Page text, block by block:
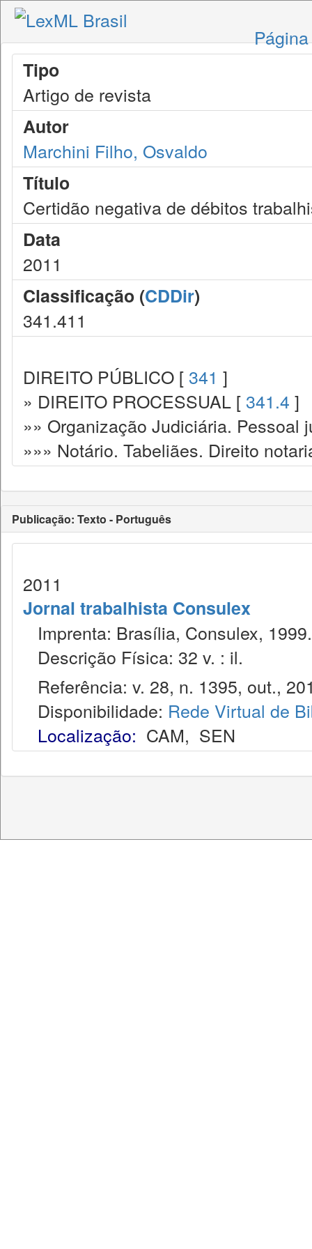
Tipo
Artigo de revista
Autor
Marchini Filho, Osvaldo
Título
Certidão negativa de débitos
Data
2011
Classificação (CDDir)
341.411
DIREITO PÚBLICO [ 341 ]
» DIREITO PROCESSUAL [ 341.4 ]
»» Organização Judiciária. Pessoal
»»» Notário. Tabeliães. Direito
Publicação: Texto - Português
2011
Jornal trabalhista Consulex
Imprenta: Brasília, Consulex, 1999.
Descrição Física: 32 v. : il.
Referência: v. 28, n. 1395, out.,
Disponibilidade: Rede Virtual de
Localização: CAM, SEN